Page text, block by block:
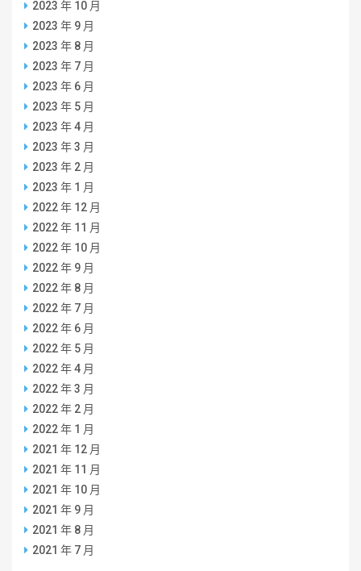
2023 年 10 月
2023 年 9 月
2023 年 8 月
2023 年 7 月
2023 年 6 月
2023 年 5 月
2023 年 4 月
2023 年 3 月
2023 年 2 月
2023 年 1 月
2022 年 12 月
2022 年 11 月
2022 年 10 月
2022 年 9 月
2022 年 8 月
2022 年 7 月
2022 年 6 月
2022 年 5 月
2022 年 4 月
2022 年 3 月
2022 年 2 月
2022 年 1 月
2021 年 12 月
2021 年 11 月
2021 年 10 月
2021 年 9 月
2021 年 8 月
2021 年 7 月